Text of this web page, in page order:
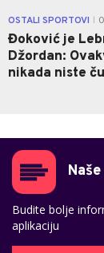
OSTALI SPORTOVI
Đoković je
Džordan:
nikada niste
Budite bolje
aplikaciju